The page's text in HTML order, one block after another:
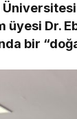
üyesi Dr.
bir